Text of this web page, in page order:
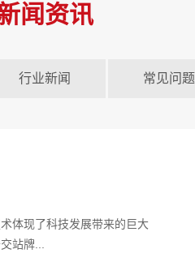
闻资讯
行业新闻 常见问题
体现了科技发展带来的巨大
站牌...